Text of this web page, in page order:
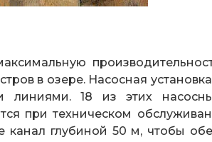
в озере. Насосная
18 из этих
при техническом
глубиной 50 м, чтобы